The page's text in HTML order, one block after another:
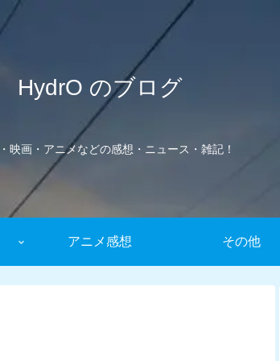
HydrO のブログ
映画・アニメなどの感想・ニュース・雑記！
アニメ感想 その他